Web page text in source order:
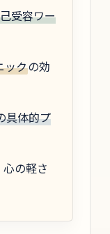
受容ワー
ックの効
具体的プ
の軽さ